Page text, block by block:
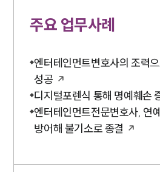
주요 업무사례
엔터테인먼트변호사의 조력
성공
디지털포렌식 통해 명예훼손
엔터테인먼트전문변호사, 연
방어해 불기소로 종결